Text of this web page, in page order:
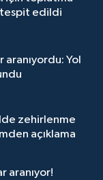
tespit edildi
aranıyordu: Yol
zehirlenme
açıklama
aranıyor!